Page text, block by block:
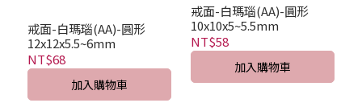
戒面-白瑪瑙(AA)-圓形
12x12x5.5~6mm
NT$68
加入購物車
戒面-白瑪瑙(AA)-圓形
10x10x5~5.5mm
NT$58
加入購物車